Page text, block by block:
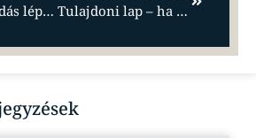
Ingatlan eladás lépései Magyarországon – Gyakorlati útmutató eladóknak Tulajdoni lap – ha nem érted, nagy bajban vagy…